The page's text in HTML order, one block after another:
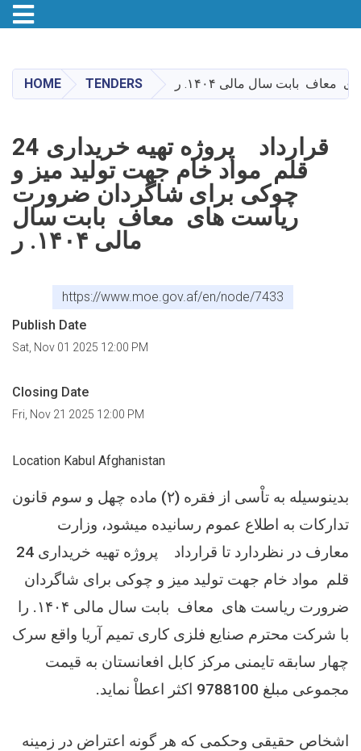
main
content
Toggle navigation
HOME TENDERS
قرارداد پروژه تهیه خریداری 24
قلم مواد خام جهت تولید میز و
چوکی برای شاگردان ضرورت
ریاست های معاف بابت سال
مالی ۱۴۰۴. ر
https://www.moe.gov.af/en/node/7433
Publish Date
Sat, Nov 01 2025 12:00 PM
Closing Date
Fri, Nov 21 2025 12:00 PM
Location Kabul Afghanistan
بدینوسیله به تاْسی از فقره (۲) ماده چهل و سوم قانون
تدارکات به اطلاع عموم رسانیده میشود، وزارت
معارف در نظردارد تا قرارداد
پروژه تهیه خریداری 24
قلم مواد خام جهت تولید میز و چوکی برای شاگردان
ضرورت ریاست های معاف بابت سال مالی ۱۴۰۴.
را
با شرکت محترم صنایع فلزی کاری تمیم آریا واقع سرک
چهار سابقه تایمنی مرکز کابل افعانستان به قیمت
مجموعی مبلغ 9788100 اکثر اعطاْ نماید.
اشخاص حقیقی وحکمی که هر گونه اعتراض در زمینه